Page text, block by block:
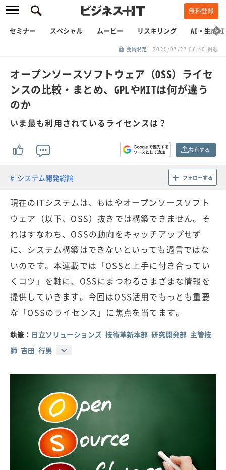
無料登録
セミナー スペシャル ムービー リスキリング AI・生成AI
会員限定 2020/07/27 06:40 掲載
オープンソースソフトウェア（OSS）ライセ
ンスの比較・まとめ、GPLやMITは何が違う
のか
いま最も利用されているライセンスは？
共有する
システム開発総論 フォローする
現在のITシステムは、もはやオープンソースソフト
ウェア（以下、OSS）抜きでは構築できません。そ
れはすなわち、OSSの動向をキャッチアップせず
に、システム構築はできないといっても過言ではな
いのです。本連載では「OSSと上手に付き合ってい
くコツ」を軸に、OSSにまつわるさまざまな情報を
提供していきます。今回はOSS活用でもっとも重要
な「OSSのライセンス」に焦点を当てます。
執筆： 日立ソリューションズ 技術革新本部 研究開発部 主管技
師 吉田 行男